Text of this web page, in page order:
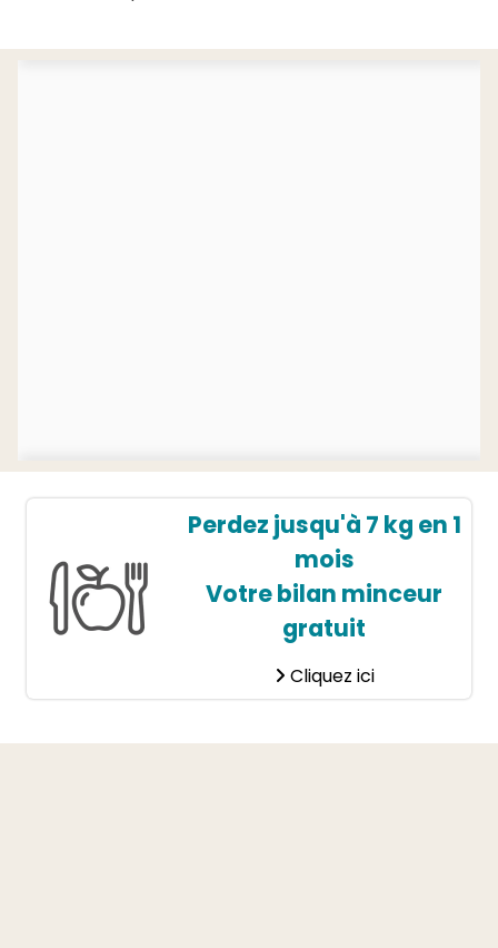
Perdez jusqu'à 7 kg en 1
mois
Votre bilan minceur
gratuit
Cliquez ici